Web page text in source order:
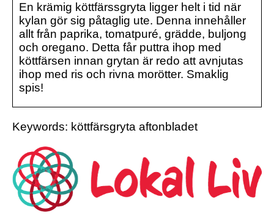
En krämig köttfärssgryta ligger helt i tid när
kylan gör sig påtaglig ute. Denna innehåller
allt från paprika, tomatpuré, grädde, buljong
och oregano. Detta får puttra ihop med
köttfärsen innan grytan är redo att avnjutas
ihop med ris och rivna morötter. Smaklig
spis!
Keywords: köttfärsgryta aftonbladet